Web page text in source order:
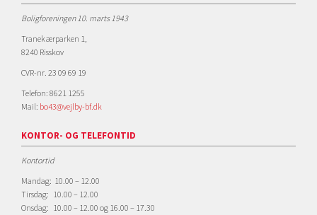
Boligforeningen 10. marts 1943
Tranekærparken 1,
8240 Risskov
CVR-nr. 23 09 69 19
Telefon: 8621 1255
Mail: bo43@vejlby-bf.dk
KONTOR- OG TELEFONTID
Kontortid
Mandag: 10.00 – 12.00
Tirsdag: 10.00 – 12.00
Onsdag: 10.00 – 12.00 og 16.00 – 17.30